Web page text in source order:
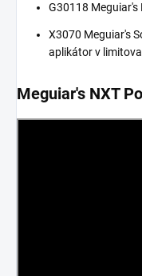
G30118 Meguiar's
X3070 Meguiar's
aplikátor v
Meguiar's NXT